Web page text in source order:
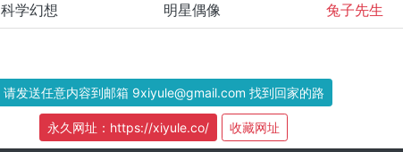
科学幻想 明星偶像 兔子先生
请发送任意内容到邮箱 9xiyule@gmail.com 找到回家的路
永久网址：https://xiyule.co/ 收藏网址